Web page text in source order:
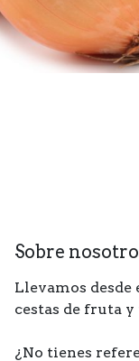
Sobre
Llevamos desde
cestas de fruta
¿No tienes